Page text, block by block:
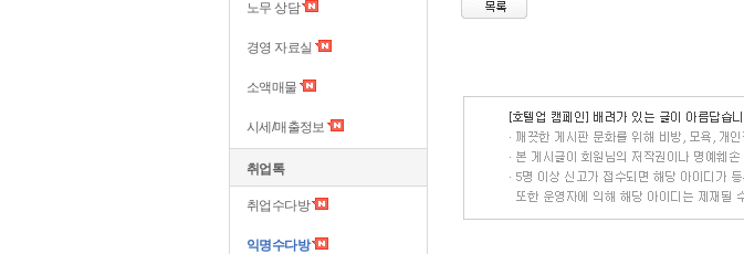
노무 상담
경영 자료실
소액매물
시세/매출정보
취업톡
취업수다방
익명수다방